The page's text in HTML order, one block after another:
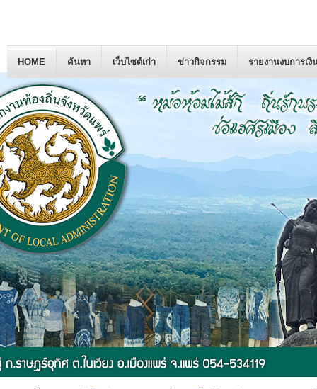
HOME ค้นหา เว็บไซต์เก่า ข่าวกิจกรรม รายงานงบการเงิ